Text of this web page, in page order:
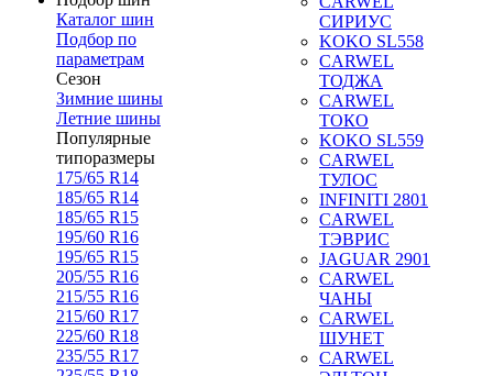
Каталог шин
Подбор по
параметрам
Сезон
Зимние шины
Летние шины
Популярные
типоразмеры
175/65 R14
185/65 R14
185/65 R15
195/60 R16
195/65 R15
205/55 R16
215/55 R16
215/60 R17
225/60 R18
235/55 R17
СИРИУС
KOKO SL558
CARWEL
ТОДЖА
CARWEL
ТОКО
KOKO SL559
CARWEL
ТУЛОС
INFINITI 2801
CARWEL
ТЭВРИС
JAGUAR 2901
CARWEL
ЧАНЫ
CARWEL
ШУНЕТ
CARWEL